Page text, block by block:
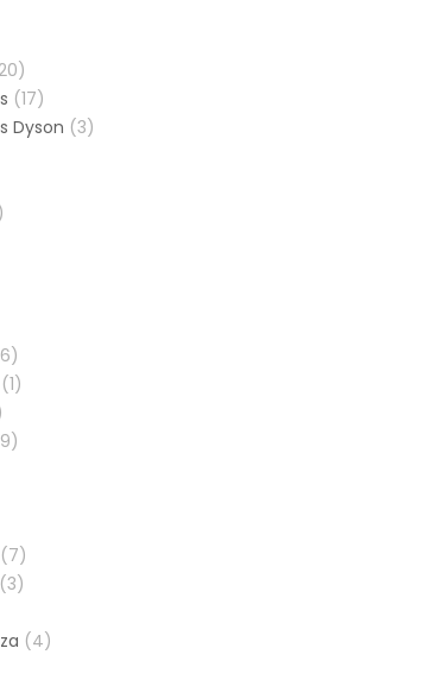
(17)
Dyson (3)
(1)
(7)
(3)
(4)